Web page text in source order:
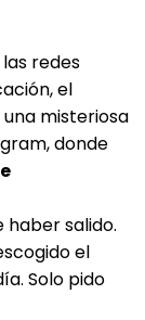
redes
el
misteriosa
donde
haber salido.
el
Solo pido